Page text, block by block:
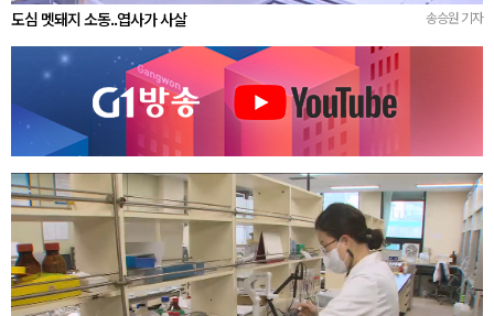
도심 멧돼지 소동..엽사가 사살 송승원 기자